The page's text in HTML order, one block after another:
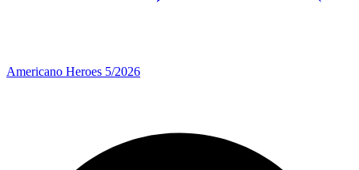
Americano Heroes 5/2026